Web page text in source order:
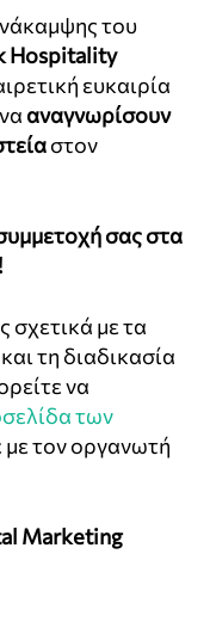
του
Hospitality
ευκαιρία
αναγνωρίσουν
στον
σας στα
!
σχετικά με τα
και τη διαδικασία
να
των
με τον οργανωτή
Marketing